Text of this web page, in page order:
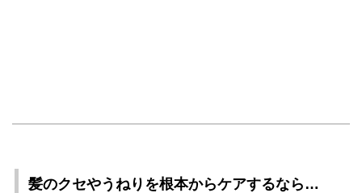
髪のクセやうねりを根本からケアするなら…